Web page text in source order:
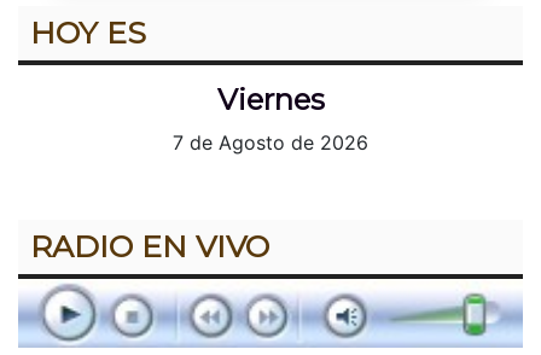
HOY ES
Viernes
7 de Agosto de 2026
RADIO EN VIVO